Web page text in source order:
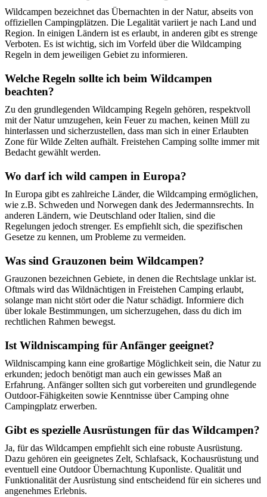
Wildcampen bezeichnet das Übernachten in der Natur, abseits von
offiziellen Campingplätzen. Die Legalität variiert je nach Land und
Region. In einigen Ländern ist es erlaubt, in anderen gibt es strenge
Verboten. Es ist wichtig, sich im Vorfeld über die Wildcamping
Regeln in dem jeweiligen Gebiet zu informieren.
Welche Regeln sollte ich beim Wildcampen
beachten?
Zu den grundlegenden Wildcamping Regeln gehören, respektvoll
mit der Natur umzugehen, kein Feuer zu machen, keinen Müll zu
hinterlassen und sicherzustellen, dass man sich in einer Erlaubten
Zone für Wilde Zelten aufhält. Freistehen Camping sollte immer mit
Bedacht gewählt werden.
Wo darf ich wild campen in Europa?
In Europa gibt es zahlreiche Länder, die Wildcamping ermöglichen,
wie z.B. Schweden und Norwegen dank des Jedermannsrechts. In
anderen Ländern, wie Deutschland oder Italien, sind die
Regelungen jedoch strenger. Es empfiehlt sich, die spezifischen
Gesetze zu kennen, um Probleme zu vermeiden.
Was sind Grauzonen beim Wildcampen?
Grauzonen bezeichnen Gebiete, in denen die Rechtslage unklar ist.
Oftmals wird das Wildnächtigen in Freistehen Camping erlaubt,
solange man nicht stört oder die Natur schädigt. Informiere dich
über lokale Bestimmungen, um sicherzugehen, dass du dich im
rechtlichen Rahmen bewegst.
Ist Wildniscamping für Anfänger geeignet?
Wildniscamping kann eine großartige Möglichkeit sein, die Natur zu
erkunden; jedoch benötigt man auch ein gewisses Maß an
Erfahrung. Anfänger sollten sich gut vorbereiten und grundlegende
Outdoor-Fähigkeiten sowie Kenntnisse über Camping ohne
Campingplatz erwerben.
Gibt es spezielle Ausrüstungen für das Wildcampen?
Ja, für das Wildcampen empfiehlt sich eine robuste Ausrüstung.
Dazu gehören ein geeignetes Zelt, Schlafsack, Kochausrüstung und
eventuell eine Outdoor Übernachtung Kuponliste. Qualität und
Funktionalität der Ausrüstung sind entscheidend für ein sicheres und
angenehmes Erlebnis.